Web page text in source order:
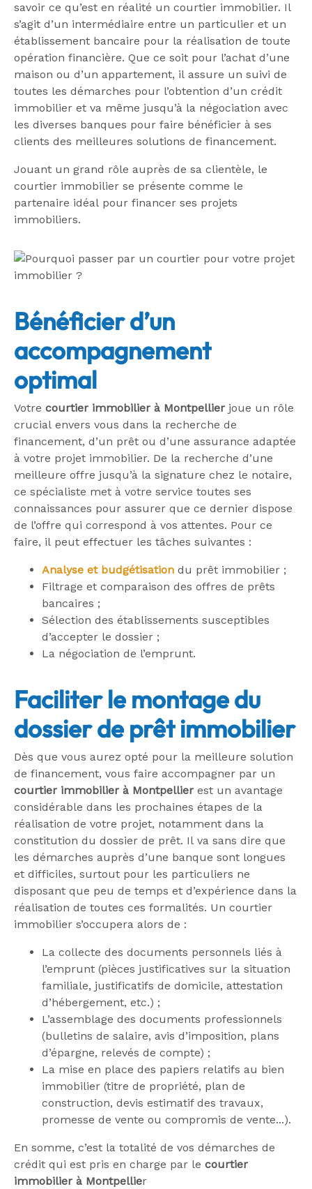
savoir ce qu’est en réalité un courtier immobilier. Il
s’agit d’un intermédiaire entre un particulier et un
établissement bancaire pour la réalisation de toute
opération financière. Que ce soit pour l’achat d’une
maison ou d’un appartement, il assure un suivi de
toutes les démarches pour l’obtention d’un crédit
immobilier et va même jusqu’à la négociation avec
les diverses banques pour faire bénéficier à ses
clients des meilleures solutions de financement.
Jouant un grand rôle auprès de sa clientèle, le
courtier immobilier se présente comme le
partenaire idéal pour financer ses projets
immobiliers.
Bénéficier d’un
accompagnement
optimal
Votre courtier immobilier à Montpellier joue un rôle
crucial envers vous dans la recherche de
financement, d’un prêt ou d’une assurance adaptée
à votre projet immobilier. De la recherche d’une
meilleure offre jusqu’à la signature chez le notaire,
ce spécialiste met à votre service toutes ses
connaissances pour assurer que ce dernier dispose
de l’offre qui correspond à vos attentes. Pour ce
faire, il peut effectuer les tâches suivantes :
Analyse et budgétisation du prêt immobilier ;
Filtrage et comparaison des offres de prêts
bancaires ;
Sélection des établissements susceptibles
d’accepter le dossier ;
La négociation de l’emprunt.
Faciliter le montage du
dossier de prêt immobilier
Dès que vous aurez opté pour la meilleure solution
de financement, vous faire accompagner par un
courtier immobilier à Montpellier est un avantage
considérable dans les prochaines étapes de la
réalisation de votre projet, notamment dans la
constitution du dossier de prêt. Il va sans dire que
les démarches auprès d’une banque sont longues
et difficiles, surtout pour les particuliers ne
disposant que peu de temps et d’expérience dans la
réalisation de toutes ces formalités. Un courtier
immobilier s’occupera alors de :
La collecte des documents personnels liés à
l’emprunt (pièces justificatives sur la situation
familiale, justificatifs de domicile, attestation
d’hébergement, etc.) ;
L’assemblage des documents professionnels
(bulletins de salaire, avis d’imposition, plans
d’épargne, relevés de compte) ;
La mise en place des papiers relatifs au bien
immobilier (titre de propriété, plan de
construction, devis estimatif des travaux,
promesse de vente ou compromis de vente...).
En somme, c’est la totalité de vos démarches de
crédit qui est pris en charge par le courtier
immobilier à Montpellier